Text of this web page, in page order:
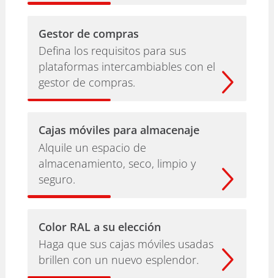
Gestor de compras
Defina los requisitos para sus
plataformas intercambiables con el
gestor de compras.
Cajas móviles para almacenaje
Alquile un espacio de
almacenamiento, seco, limpio y
seguro.
Color RAL a su elección
Haga que sus cajas móviles usadas
brillen con un nuevo esplendor.